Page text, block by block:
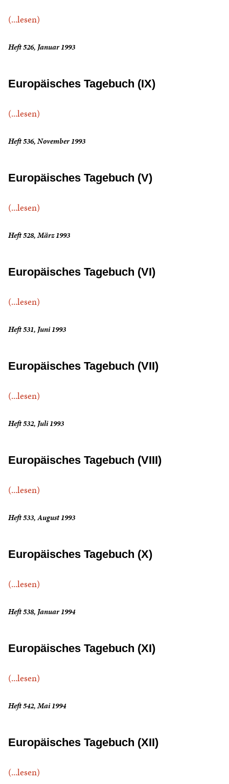
(...lesen)
Heft 526, Januar 1993
Europäisches Tagebuch (IX)
(...lesen)
Heft 536, November 1993
Europäisches Tagebuch (V)
(...lesen)
Heft 528, März 1993
Europäisches Tagebuch (VI)
(...lesen)
Heft 531, Juni 1993
Europäisches Tagebuch (VII)
(...lesen)
Heft 532, Juli 1993
Europäisches Tagebuch (VIII)
(...lesen)
Heft 533, August 1993
Europäisches Tagebuch (X)
(...lesen)
Heft 538, Januar 1994
Europäisches Tagebuch (XI)
(...lesen)
Heft 542, Mai 1994
Europäisches Tagebuch (XII)
(...lesen)